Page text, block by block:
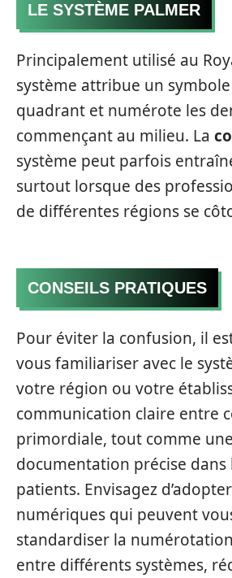
LE SYSTÈME PALMER
Principalement utilisé au
système attribue un
quadrant et numérote les
commençant au milieu. La
système peut parfois
surtout lorsque des
de différentes régions se
CONSEILS PRATIQUES
Pour éviter la confusion, il
vous familiariser avec le
votre région ou votre
communication claire entre
primordiale, tout comme une
documentation précise dans
patients. Envisagez
numériques qui peuvent
standardiser la
entre différents systèmes,